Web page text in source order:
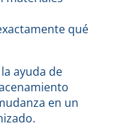
qué
ayuda de
en un